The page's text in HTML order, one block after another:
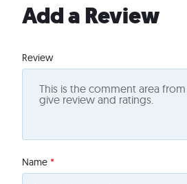
Add a Review
Review
Name *